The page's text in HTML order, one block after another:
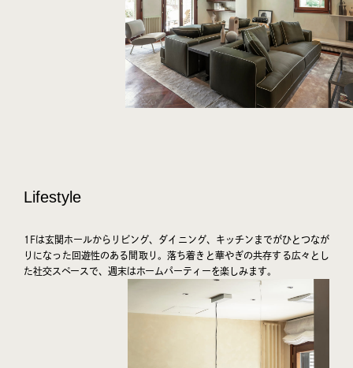
Lifestyle
1Fは玄関ホールからリビング、ダイニング、キッチンまでがひとつなが
りになった回遊性のある間取り。落ち着きと華やぎの共存する広々とし
た社交スペースで、週末はホームパーティーを楽しみます。